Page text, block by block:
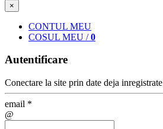
×
CONTUL MEU
COSUL MEU / 0
Autentificare
Conectare la site prin date deja inregistrate
email *
@